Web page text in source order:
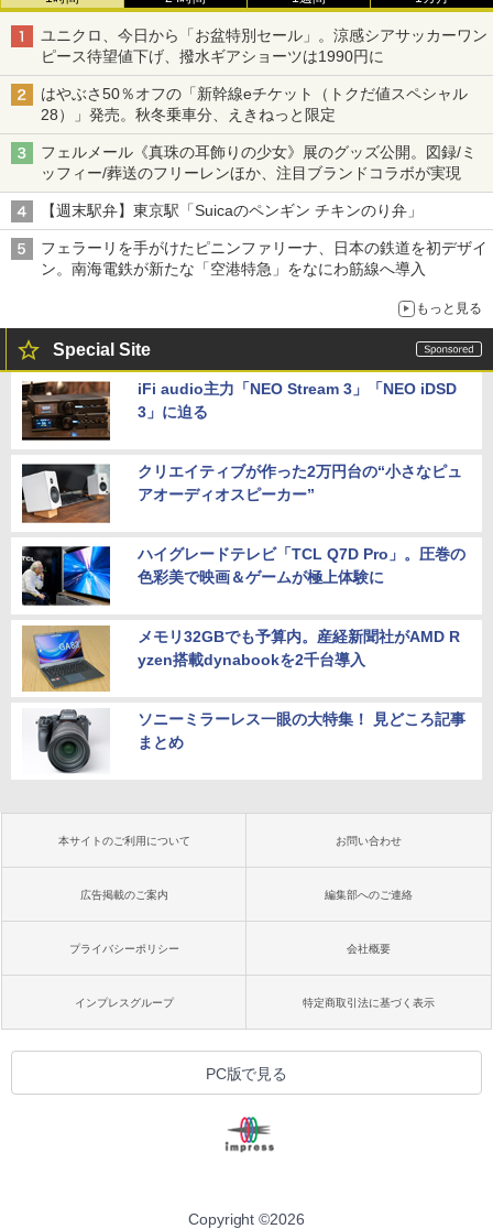
ユニクロ、今日から「お盆特別セール」。涼感シアサッカーワン
ピース待望値下げ、撥水ギアショーツは1990円に
はやぶさ50％オフの「新幹線eチケット（トクだ値スペシャル
28）」発売。秋冬乗車分、えきねっと限定
フェルメール《真珠の耳飾りの少女》展のグッズ公開。図録/ミ
ッフィー/葬送のフリーレンほか、注目ブランドコラボが実現
【週末駅弁】東京駅「Suicaのペンギン チキンのり弁」
フェラーリを手がけたピニンファリーナ、日本の鉄道を初デザイ
ン。南海電鉄が新たな「空港特急」をなにわ筋線へ導入
もっと見る
Special Site
iFi audio主力「NEO Stream 3」「NEO iDSD
3」に迫る
クリエイティブが作った2万円台の“小さなピュ
アオーディオスピーカー”
ハイグレードテレビ「TCL Q7D Pro」。圧巻の
色彩美で映画＆ゲームが極上体験に
メモリ32GBでも予算内。産経新聞社がAMD R
yzen搭載dynabookを2千台導入
ソニーミラーレス一眼の大特集！ 見どころ記事
まとめ
本サイトのご利用について お問い合わせ
広告掲載のご案内 編集部へのご連絡
プライバシーポリシー 会社概要
インプレスグループ 特定商取引法に基づく表示
PC版で見る
Copyright ©2026